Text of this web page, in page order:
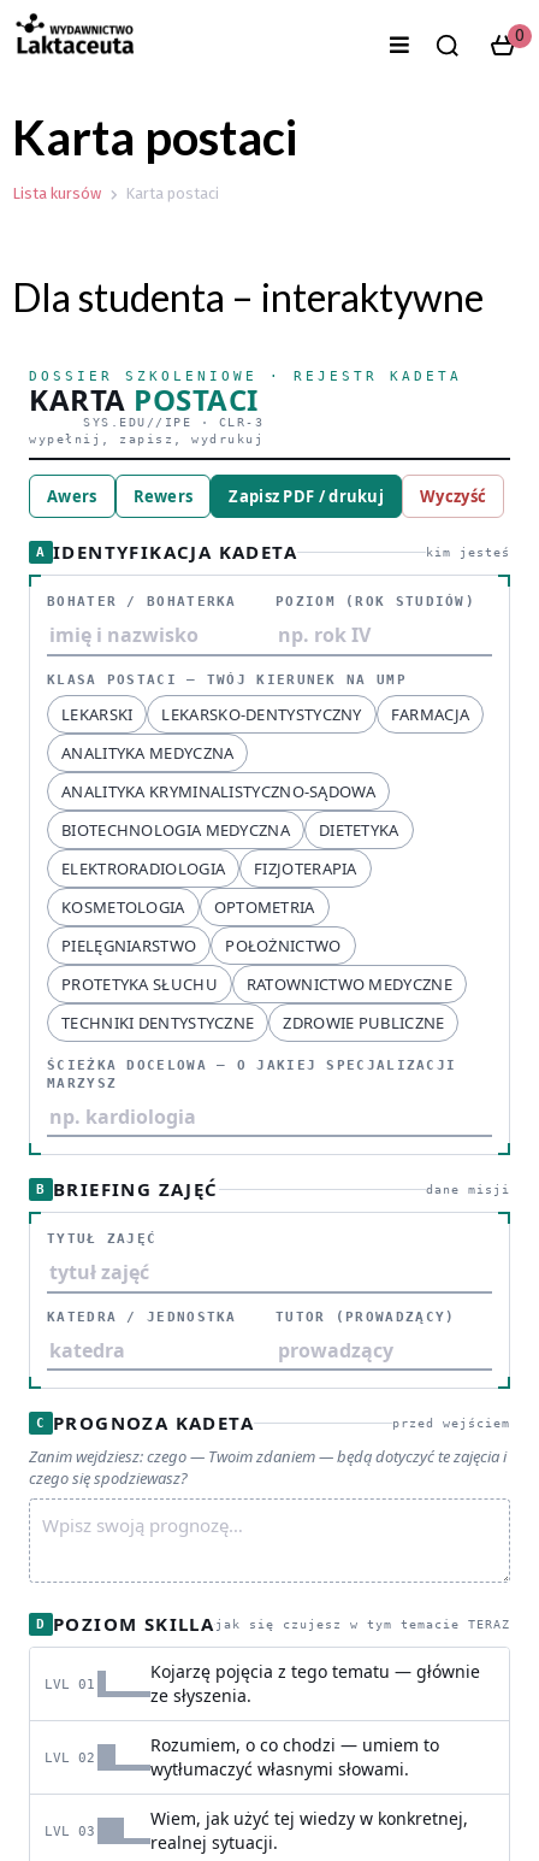
0
Karta postaci
Lista kursów Karta postaci
Dla studenta – interaktywne
DOSSIER SZKOLENIOWE · REJESTR KADETA
KARTA POSTACI
SYS.EDU//IPE · CLR-3
wypełnij, zapisz, wydrukuj
Awers Rewers Zapisz PDF / drukuj Wyczyść
A IDENTYFIKACJA KADETA kim jesteś
BOHATER / BOHATERKA POZIOM (ROK STUDIÓW)
KLASA POSTACI — TWÓJ KIERUNEK NA UMP
LEKARSKI LEKARSKO-DENTYSTYCZNY
FARMACJA
ANALITYKA MEDYCZNA
ANALITYKA KRYMINALISTYCZNO-SĄDOWA
BIOTECHNOLOGIA MEDYCZNA
DIETETYKA
ELEKTRORADIOLOGIA
FIZJOTERAPIA
KOSMETOLOGIA
OPTOMETRIA
PIELĘGNIARSTWO
POŁOŻNICTWO
PROTETYKA SŁUCHU
RATOWNICTWO MEDYCZNE
TECHNIKI DENTYSTYCZNE
ZDROWIE PUBLICZNE
ŚCIEŻKA DOCELOWA — O JAKIEJ SPECJALIZACJI
MARZYSZ
B BRIEFING ZAJĘĆ dane misji
TYTUŁ ZAJĘĆ
KATEDRA / JEDNOSTKA TUTOR (PROWADZĄCY)
C PROGNOZA KADETA przed wejściem
Zanim wejdziesz: czego — Twoim zdaniem — będą dotyczyć te zajęcia i
czego się spodziewasz?
D POZIOM SKILLAjak się czujesz w tym temacie TERAZ
LVL 01
Kojarzę pojęcia z tego tematu — głównie
ze słyszenia.
LVL 02
Rozumiem, o co chodzi — umiem to
wytłumaczyć własnymi słowami.
LVL 03
Wiem, jak użyć tej wiedzy w konkretnej,
realnej sytuacji.